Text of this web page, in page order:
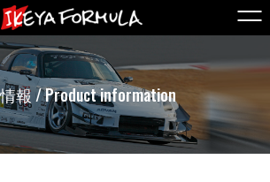
報 / Product information